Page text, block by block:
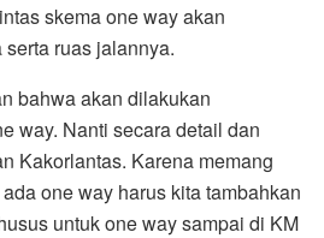
skema one way akan
ruas jalannya.
bahwa akan dilakukan
way. Nanti secara detail dan
Kakorlantas. Karena memang
one way harus kita tambahkan
untuk one way sampai di KM